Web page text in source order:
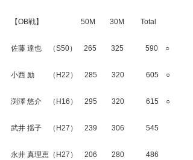
【OB戦】　　　　　 50M　　30M　　 Total
佐藤 達也　（S50）　265　　325　　　590　○
小西 励　　（H22）　285　　320　　　605　○
渕澤 悠介　（H16）　295　　320　　　615　○
武井 揺子　（H27）　239　　306　　　545
永井 真理恵（H27）　206　　280　　　486